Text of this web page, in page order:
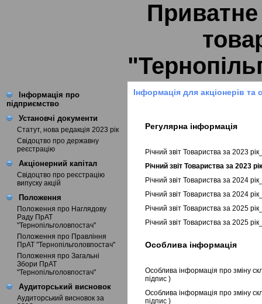
Приватне
Інформація про
підприємство
Установчі документи
Статут, нова редакція 2023 рік
Свідоцтво про державну
реєстрацію
Акціонерний капітал
Свідоцтво про реєстрацію
випуску акцій
Положення
Положення про Наглядову
Раду ПрАТ
"Тернопільголовпостач"
Положення про Правління
ПрАТ "Тернопільголовпостач"
Положення про Загальні
Збори ПрАТ
"Тернопільголовпостач"
Аудиторський висновок
Аудиторський висновок за
Інформація для акціонерів та
Регулярна інформація
Річний звіт Товариства за 2023
Річний звіт Товариства за 2023
Річний звіт Товариства за 2024
Річний звіт Товариства за 2024
Річний звіт Товариства за 2025
Річний звіт Товариства за 2025
Особлива інформація
Особлива інформація про зміну
підпис )
Особлива інформація про зміну
підпис )